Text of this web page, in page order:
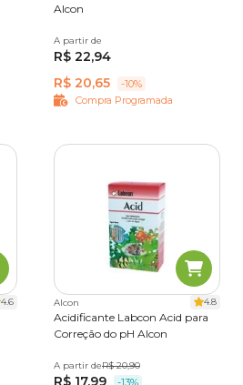
Alcon
15 ml
A partir de
R$ 22,94
R$ 20,65
-10%
Compra Programada
4.6 Alcon 4.8
Acidificante Labcon Acid para
Correção do pH Alcon
15 ml
A partir deR$ 20,90
R$ 17,99 -13%